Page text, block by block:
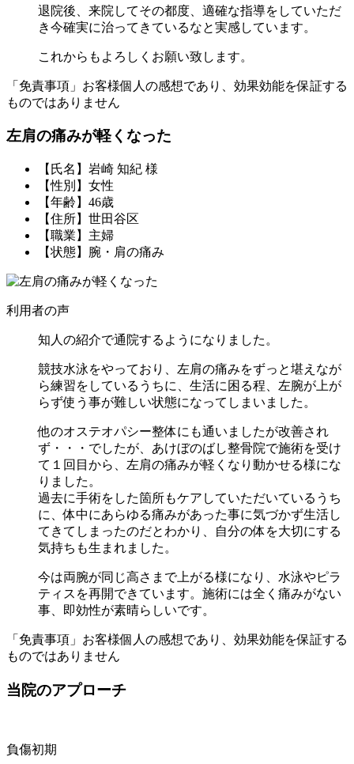
退院後、来院してその都度、適確な指導をしていただ
き今確実に治ってきているなと実感しています。
これからもよろしくお願い致します。
「免責事項」お客様個人の感想であり、効果効能を保証する
ものではありません
左肩の痛みが軽くなった
【氏名】岩崎 知紀 様
【性別】女性
【年齢】46歳
【住所】世田谷区
【職業】主婦
【状態】腕・肩の痛み
利用者の声
知人の紹介で通院するようになりました。
競技水泳をやっており、左肩の痛みをずっと堪えなが
ら練習をしているうちに、生活に困る程、左腕が上が
らず使う事が難しい状態になってしまいました。
他のオステオパシー整体にも通いましたが改善され
ず・・・でしたが、あけぼのばし整骨院で施術を受け
て１回目から、左肩の痛みが軽くなり動かせる様にな
りました。
過去に手術をした箇所もケアしていただいているうち
に、体中にあらゆる痛みがあった事に気づかず生活し
てきてしまったのだとわかり、自分の体を大切にする
気持ちも生まれました。
今は両腕が同じ高さまで上がる様になり、水泳やピラ
ティスを再開できています。施術には全く痛みがない
事、即効性が素晴らしいです。
「免責事項」お客様個人の感想であり、効果効能を保証する
ものではありません
当院のアプローチ
負傷初期